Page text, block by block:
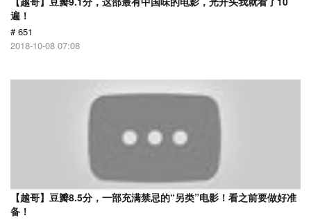
遍！
# 651
2018-10-08 07:08
【越哥】豆瓣8.5分，一部充满禁忌的“另类”电影！看之前要做好准
备！